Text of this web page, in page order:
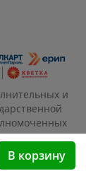
В корзину
и
17 270-35-
Ирина